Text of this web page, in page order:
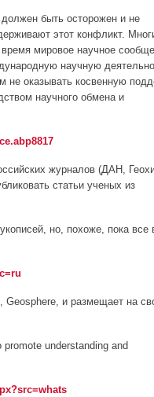
быть осторожен и не
этот конфликт.
мировое научное
научную
не оказывать косвенную
научного обмена и
журналов (ДАН,
статьи ученых из
но, похоже, пока все
Geosphere, и размещает на
understanding and